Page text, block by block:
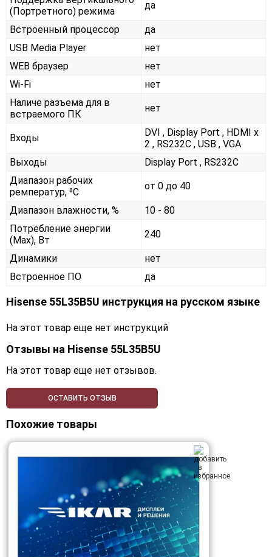
(Портретного) режима
да
Встроенный процессор
да
USB Media Player
нет
WEB браузер
нет
Wi-Fi
нет
Наличе разъема для в
встраемого ПК
нет
Входы
DVI , Display Port , HDMI x
2 , RS232С , USB , VGA
Выходы
Display Port , RS232С
Диапазон рабочих
ремператур, ⁰С
от 0 до 40
Диапазон влажности, %
10 - 80
Потребление энергии
(Max), Вт
240
Динамики
нет
Встроенное ПО
да
Hisense 55L35B5U инструкция на русском языке
На этот товар еще нет инструкций
Отзывы на Hisense 55L35B5U
На этот товар еще нет отзывов.
ОСТАВИТЬ ОТЗЫВ
Похожие товары